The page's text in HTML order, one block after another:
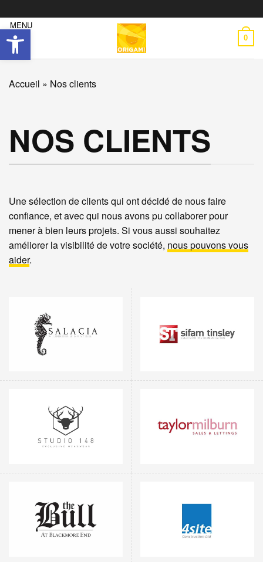
Ouvrir la barre d’outils
to
content
0
Accueil » Nos clients
NOS CLIENTS
Une sélection de clients qui ont décidé de nous faire
confiance, et avec qui nous avons pu collaborer pour
mener à bien leurs projets. Si vous aussi souhaitez
améliorer la visibilité de votre société, nous pouvons vous
aider.